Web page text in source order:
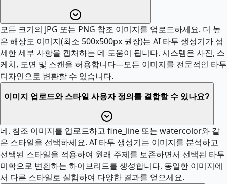
모든 크기의 JPG 또는 PNG 참조 이미지를 업로드하세요. 더 높
은 해상도 이미지(최소 500x500px 권장)는 AI 타투 생성기가 섬
세한 세부 사항을 캡처하는 데 도움이 됩니다. 시스템은 사진, 스
케치, 도면 및 스캔을 허용합니다—모든 이미지를 전문적인 타투
디자인으로 변환할 수 있습니다.
이미지 업로드와 스타일 사용자 정의를 결합할 수 있나요?
네. 참조 이미지를 업로드하고 fine_line 또는 watercolor와 같
은 스타일을 선택하세요. AI 타투 생성기는 이미지를 분석하고
선택된 스타일을 적용하여 원래 주제를 보존하면서 선택된 타투
미학으로 변환하는 하이브리드를 생성합니다. 동일한 이미지에
서 다른 스타일로 실험하여 다양한 결과를 얻으세요.